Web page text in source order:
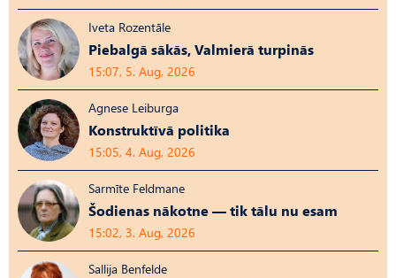
Iveta Rozentāle
Piebalgā sākās, Valmierā turpinās
15:07, 5. Aug, 2026
Agnese Leiburga
Konstruktīvā politika
15:05, 4. Aug, 2026
Sarmīte Feldmane
Šodienas nākotne — tik tālu nu esam
15:02, 3. Aug, 2026
Sallija Benfelde